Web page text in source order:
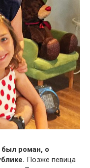
был роман, о
Позже певица